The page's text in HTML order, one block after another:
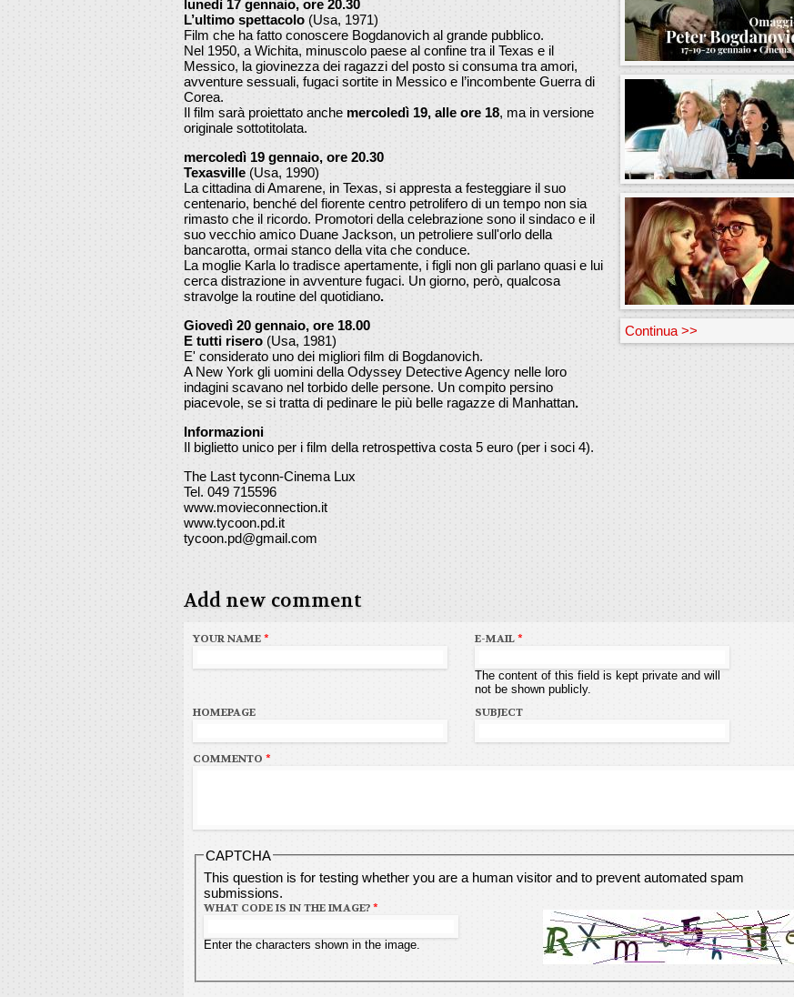
Continua >>
lunedì 17 gennaio, ore 20.30
L’ultimo spettacolo (Usa, 1971)
Film che ha fatto conoscere Bogdanovich al grande pubblico.
Nel 1950, a Wichita, minuscolo paese al confine tra il Texas e il
Messico, la giovinezza dei ragazzi del posto si consuma tra amori,
avventure sessuali, fugaci sortite in Messico e l’incombente Guerra di
Corea.
Il film sarà proiettato anche mercoledì 19, alle ore 18, ma in versione
originale sottotitolata.
mercoledì 19 gennaio, ore 20.30
Texasville (Usa, 1990)
La cittadina di Amarene, in Texas, si appresta a festeggiare il suo
centenario, benché del fiorente centro petrolifero di un tempo non sia
rimasto che il ricordo. Promotori della celebrazione sono il sindaco e il
suo vecchio amico Duane Jackson, un petroliere sull'orlo della
bancarotta, ormai stanco della vita che conduce.
La moglie Karla lo tradisce apertamente, i figli non gli parlano quasi e lui
cerca distrazione in avventure fugaci. Un giorno, però, qualcosa
stravolge la routine del quotidiano.
Giovedì 20 gennaio, ore 18.00
E tutti risero (Usa, 1981)
E' considerato uno dei migliori film di Bogdanovich.
A New York gli uomini della Odyssey Detective Agency nelle loro
indagini scavano nel torbido delle persone. Un compito persino
piacevole, se si tratta di pedinare le più belle ragazze di Manhattan.
Informazioni
Il biglietto unico per i film della retrospettiva costa 5 euro (per i soci 4).
The Last tyconn-Cinema Lux
Tel. 049 715596
www.movieconnection.it
www.tycoon.pd.it
tycoon.pd@gmail.com
Add new comment
YOUR NAME* E-MAIL*
The content of this field is kept private and will
not be shown publicly.
HOMEPAGE SUBJECT
COMMENTO *
CAPTCHA
This question is for testing whether you are a human visitor and to prevent automated spam
submissions.
WHAT CODE IS IN THE IMAGE?*
Enter the characters shown in the image.